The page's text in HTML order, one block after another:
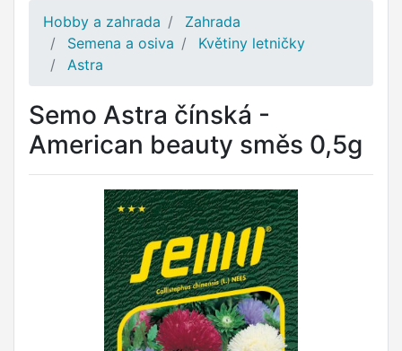
Hobby a zahrada
Zahrada
Semena a osiva
Květiny letničky
Astra
Semo Astra čínská -
American beauty směs 0,5g